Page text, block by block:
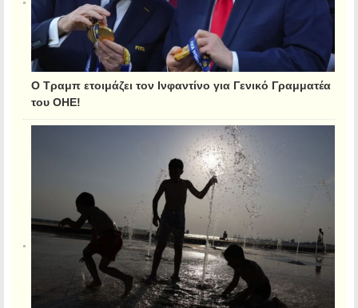
Ο Τραμπ ετοιμάζει τον Ινφαντίνο για Γενικό Γραμματέα
του ΟΗΕ!